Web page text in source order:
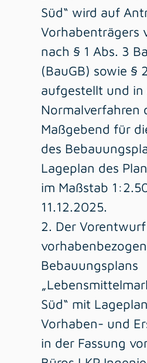
Süd“ wird auf
Vorhabenträgers
nach § 1 Abs. 3
(BauGB) sowie §
aufgestellt und in
Normalverfahren
Maßgebend für
des
Lageplan des
im Maßstab
11.12.2025.
2. Der
Bebauungsplans
Süd“ mit
Vorhaben- und
in der Fassung